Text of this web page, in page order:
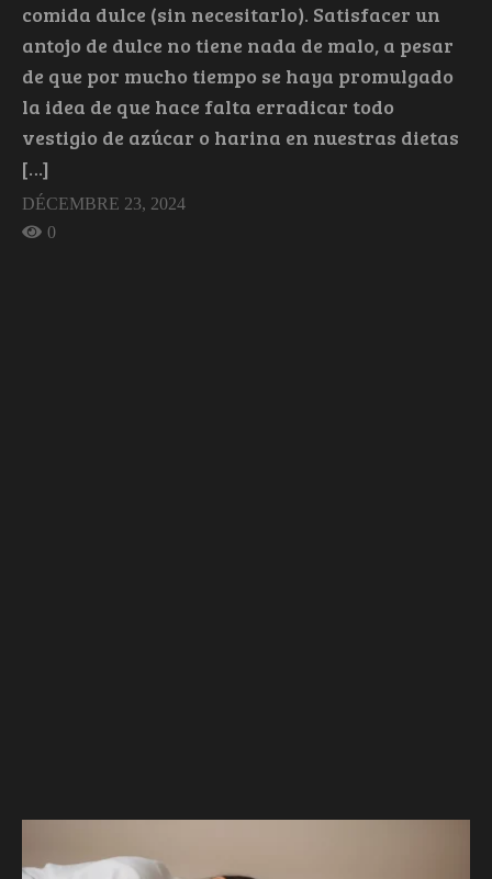
comida dulce (sin necesitarlo). Satisfacer un
antojo de dulce no tiene nada de malo, a pesar
de que por mucho tiempo se haya promulgado
la idea de que hace falta erradicar todo
vestigio de azúcar o harina en nuestras dietas
[…]
DÉCEMBRE 23, 2024
0